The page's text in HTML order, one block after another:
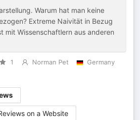
Warum hat man keine
Extreme Naivität in Bezug
mit Wissenschaftlern aus anderen
1 Norman Pet
Germany
on a Website